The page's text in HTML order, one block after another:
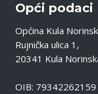
Opći podaci
Općina Kula
Rujnička ulica 1,
20341 Kula
OIB: 79342262159